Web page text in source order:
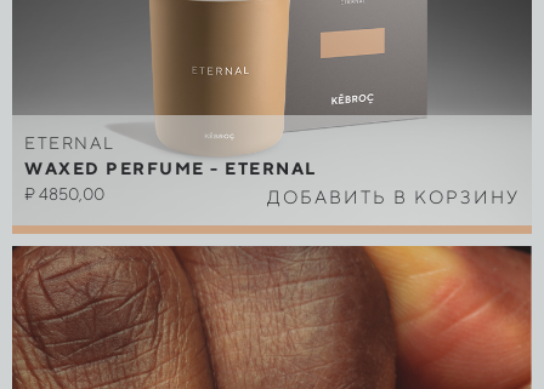
ETERNAL
WAXED PERFUME - ETERNAL
₽4850,00 ДОБАВИТЬ В КОРЗИНУ